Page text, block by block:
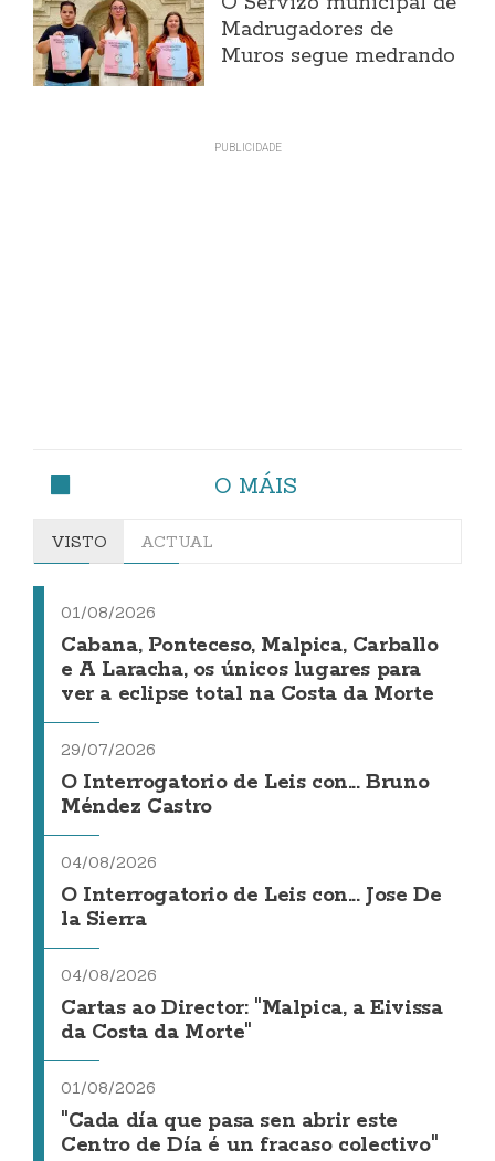
Madrugadores de
Muros segue medrando
O MÁIS
VISTO ACTUAL
01/08/2026
Cabana, Ponteceso, Malpica, Carballo
e A Laracha, os únicos lugares para
ver a eclipse total na Costa da Morte
29/07/2026
O Interrogatorio de Leis con... Bruno
Méndez Castro
04/08/2026
O Interrogatorio de Leis con... Jose De
la Sierra
04/08/2026
Cartas ao Director: "Malpica, a Eivissa
da Costa da Morte"
01/08/2026
"Cada día que pasa sen abrir este
Centro de Día é un fracaso colectivo"